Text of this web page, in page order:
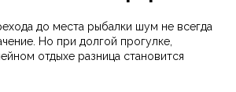
до места рыбалки шум не всегда
Но при долгой прогулке,
отдыхе разница становится